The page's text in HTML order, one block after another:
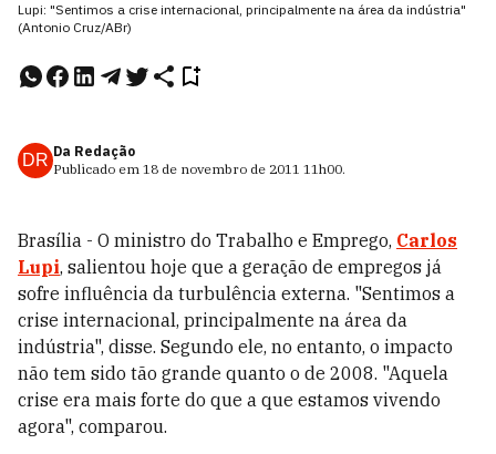
Lupi: "Sentimos a crise internacional, principalmente na área da indústria"
(Antonio Cruz/ABr)
DR Da Redação
Publicado em 18 de novembro de 2011 11h00.
Brasília - O ministro do Trabalho e Emprego, Carlos
Lupi, salientou hoje que a geração de empregos já
sofre influência da turbulência externa. "Sentimos a
crise internacional, principalmente na área da
indústria", disse. Segundo ele, no entanto, o impacto
não tem sido tão grande quanto o de 2008. "Aquela
crise era mais forte do que a que estamos vivendo
agora", comparou.